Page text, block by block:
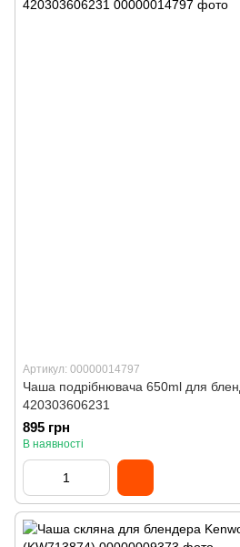
Артикул: 00000014797
Чаша подрібнювача 650ml для
420303606231
895 грн
В наявності